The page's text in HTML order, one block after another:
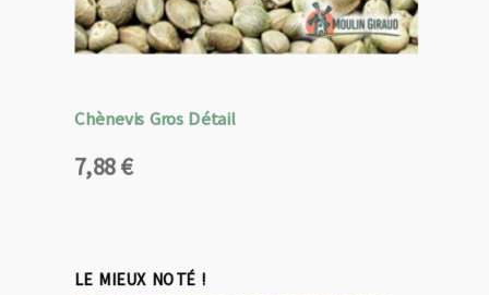
Chènevis Gros Détail
7,88€
LE MIEUX NOTÉ !